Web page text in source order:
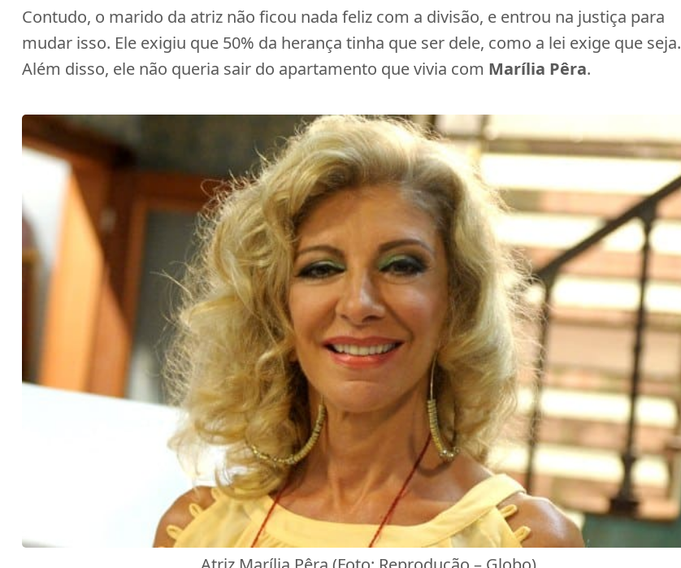
Contudo, o marido da atriz não ficou nada feliz com a divisão, e entrou na justiça para
mudar isso. Ele exigiu que 50% da herança tinha que ser dele, como a lei exige que seja.
Além disso, ele não queria sair do apartamento que vivia com Marília Pêra.